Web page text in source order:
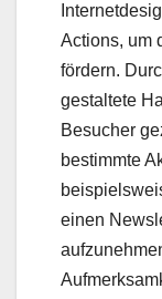
Actions, um
fördern.
gestaltete
Besucher
bestimmte
einen